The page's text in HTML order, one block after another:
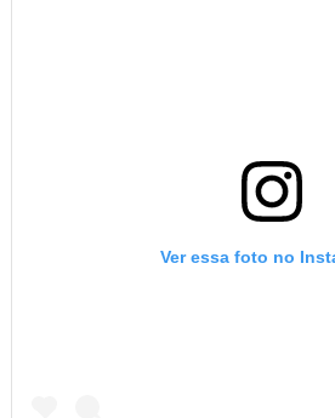
Ver essa foto no